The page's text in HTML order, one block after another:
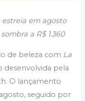
estreia em agosto
a R$ 1.360
de beleza com La
desenvolvida pela
O lançamento
seguido por